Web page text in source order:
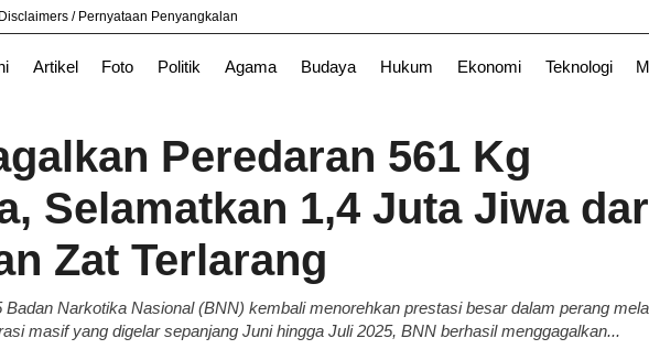
Disclaimers / Pernyataan Penyangkalan
Artikel Foto Politik Agama Budaya Hukum Ekonomi Teknologi
Jakarta
Peredaran 561 Kg
Selamatkan 1,4 Juta Jiwa
Zat Terlarang
Badan Narkotika Nasional (BNN) kembali menorehkan prestasi besar dalam perang
masif yang digelar sepanjang Juni hingga Juli 2025, BNN berhasil menggagalkan...